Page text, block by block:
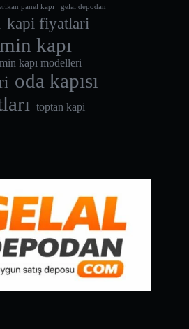
panel kapı gelal depodan
kapi fiyatlari
kapı
kapı modelleri
oda kapısı
toptan kapi